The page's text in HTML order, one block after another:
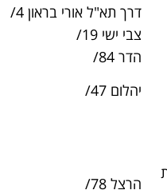
03-9065200